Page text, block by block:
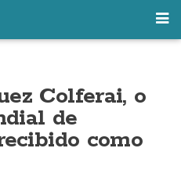
Colferai, o
de
como